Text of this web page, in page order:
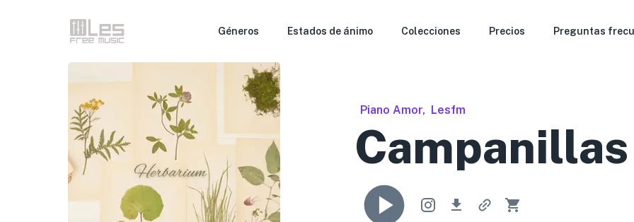
Géneros Estados de ánimo Colecciones Precios Preguntas
Piano Amor, Lesfm